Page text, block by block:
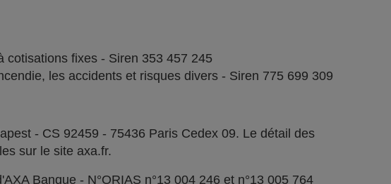
cotisations fixes - Siren 353 457 245
les accidents et risques divers - Siren 775 699 309
- CS 92459 - 75436 Paris Cedex 09. Le détail des
sur le site axa.fr.
Banque - N°ORIAS n°13 004 246 et n°13 005 764